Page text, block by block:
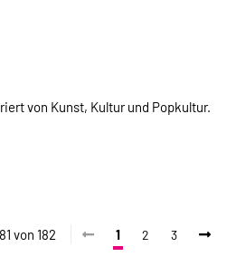
von Kunst, Kultur und Popkultur.
von 182 1 2 3